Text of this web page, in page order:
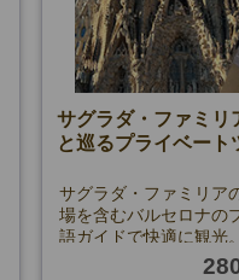
サグラダ・ファミリ
と巡るプライベート
サグラダ・ファミリア
場を含むバルセロナの
語ガイドで快適に観光
チを堪能！予約が難し